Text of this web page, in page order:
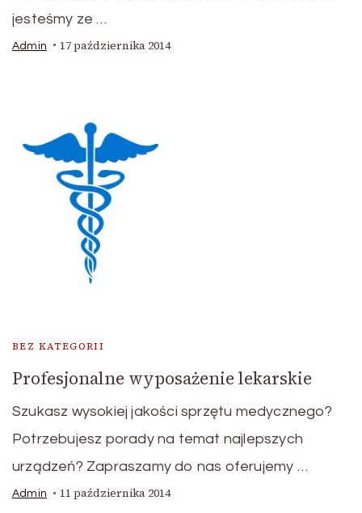
jesteśmy ze …
Admin 17 października 2014
BEZ KATEGORII
Profesjonalne wyposażenie lekarskie
Szukasz wysokiej jakości sprzętu medycznego?
Potrzebujesz porady na temat najlepszych
urządzeń? Zapraszamy do nas oferujemy …
Admin 11 października 2014